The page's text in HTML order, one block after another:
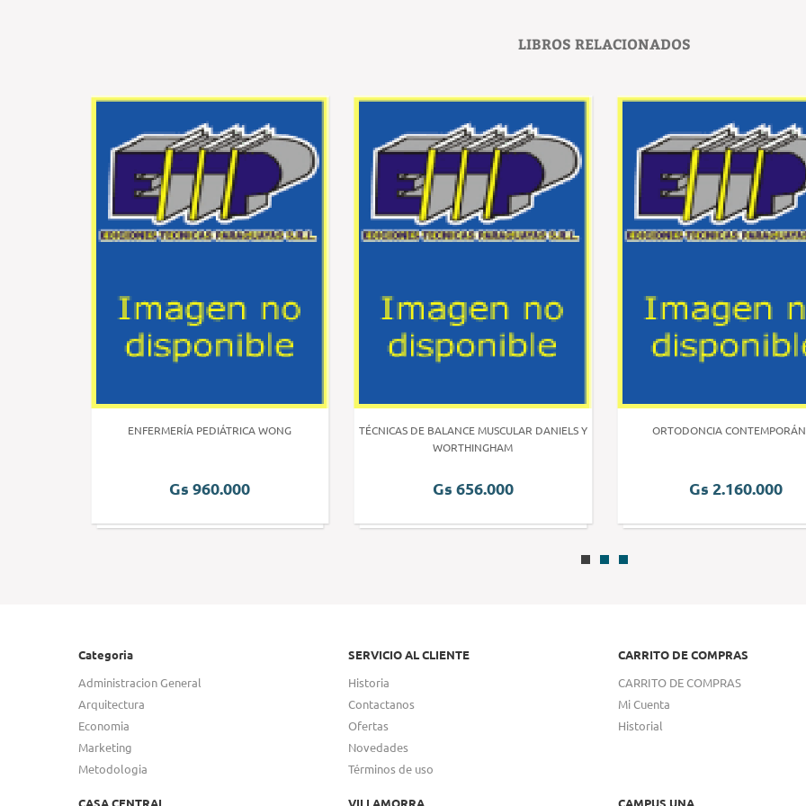
LIBROS RELACIONADOS
ENFERMERÍA PEDIÁTRICA WONG
Gs 960.000
TÉCNICAS DE BALANCE MUSCULAR DANIELS Y
WORTHINGHAM
Gs 656.000
ORTODONCIA
Gs 2.160.000
Categoria
Administracion General
Arquitectura
Economia
Marketing
Metodologia
SERVICIO AL CLIENTE
Historia
Contactanos
Ofertas
Novedades
Términos de uso
CARRITO DE COMPRAS
CARRITO DE COMPRAS
Mi Cuenta
Historial
CASA CENTRAL VILLAMORRA CAMPUS UNA